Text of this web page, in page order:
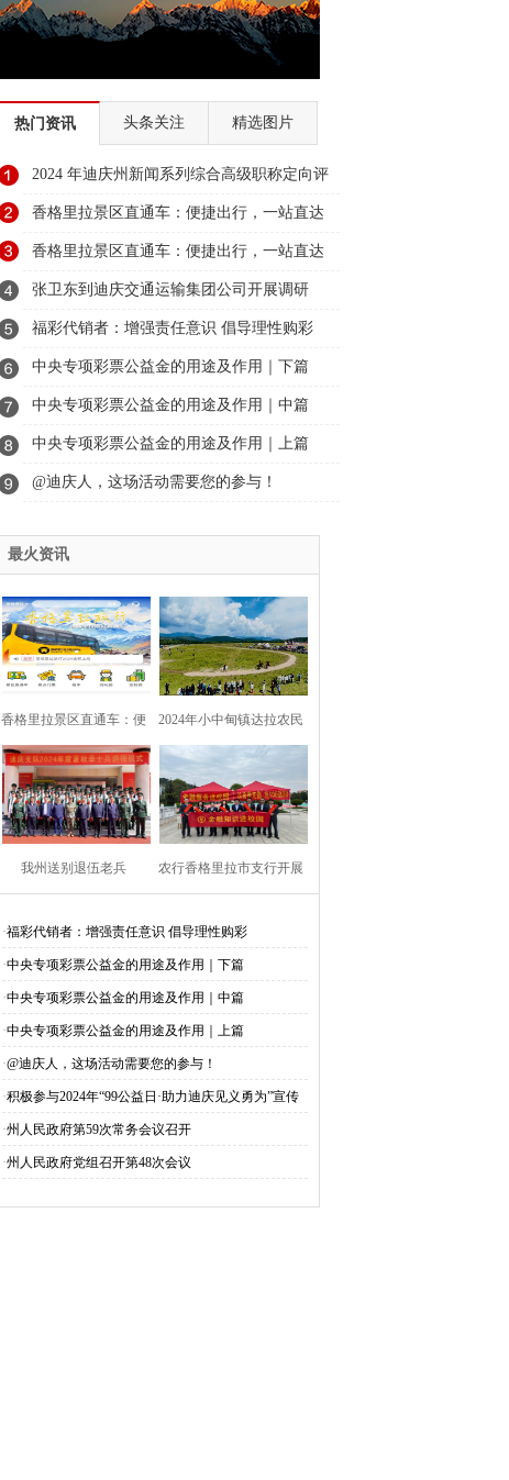
热门资讯 头条关注 精选图片
2024 年迪庆州新闻系列综合高级职称定向评
审通过人员名单公示
香格里拉景区直通车：便捷出行，一站直达
美景
香格里拉景区直通车：便捷出行，一站直达
美景
张卫东到迪庆交通运输集团公司开展调研
福彩代销者：增强责任意识 倡导理性购彩
中央专项彩票公益金的用途及作用｜下篇
中央专项彩票公益金的用途及作用｜中篇
中央专项彩票公益金的用途及作用｜上篇
@迪庆人，这场活动需要您的参与！
最火资讯
香格里拉景区直通车：便
捷出行，一站直达美景
2024年小中甸镇达拉农民
丰收节在团结村吉达木草
原举行
我州送别退伍老兵​ 农行香格里拉市支行开展
·福彩代销者：增强责任意识 倡导理性购彩
·中央专项彩票公益金的用途及作用｜下篇
·中央专项彩票公益金的用途及作用｜中篇
·中央专项彩票公益金的用途及作用｜上篇
·@迪庆人，这场活动需要您的参与！
·积极参与2024年“99公益日·助力迪庆见义勇为”宣传
募捐活动倡议书
·州人民政府第59次常务会议召开
·州人民政府党组召开第48次会议